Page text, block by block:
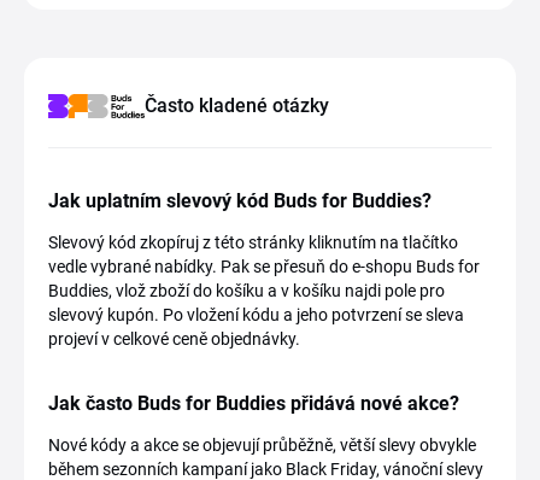
Často kladené otázky
Jak uplatním slevový kód Buds for Buddies?
Slevový kód zkopíruj z této stránky kliknutím na tlačítko
vedle vybrané nabídky. Pak se přesuň do e-shopu Buds for
Buddies, vlož zboží do košíku a v košíku najdi pole pro
slevový kupón. Po vložení kódu a jeho potvrzení se sleva
projeví v celkové ceně objednávky.
Jak často Buds for Buddies přidává nové akce?
Nové kódy a akce se objevují průběžně, větší slevy obvykle
během sezonních kampaní jako Black Friday, vánoční slevy